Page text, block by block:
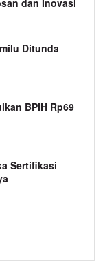
dan Inovasi
Ditunda
BPIH Rp69
Sertifikasi